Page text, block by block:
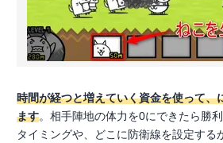
時間が経つと増えていく資金を使って、
ます。相手陣地の体力を0にできたら勝
タイミングや、どこに防衛線を設定する